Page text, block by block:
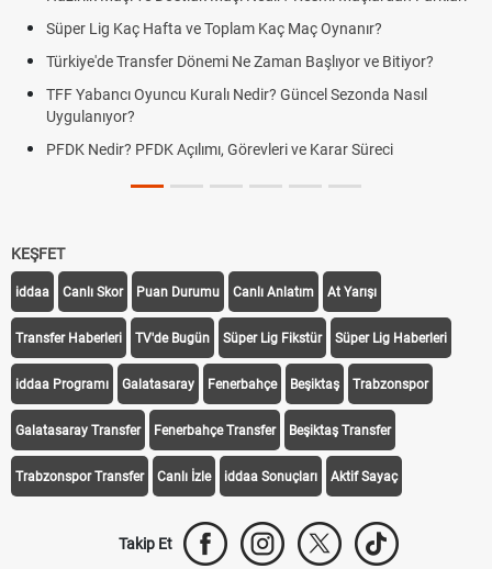
Süper Lig Kaç Hafta ve Toplam Kaç Maç Oynanır?
Türkiye'de Transfer Dönemi Ne Zaman Başlıyor ve Bitiyor?
TFF Yabancı Oyuncu Kuralı Nedir? Güncel Sezonda Nasıl
Uygulanıyor?
PFDK Nedir? PFDK Açılımı, Görevleri ve Karar Süreci
KEŞFET
iddaa Canlı Skor Puan Durumu Canlı Anlatım At Yarışı
Transfer Haberleri TV'de Bugün Süper Lig Fikstür Süper Lig Haberleri
iddaa Programı Galatasaray Fenerbahçe Beşiktaş Trabzonspor
Galatasaray Transfer Fenerbahçe Transfer Beşiktaş Transfer
Trabzonspor Transfer Canlı İzle iddaa Sonuçları Aktif Sayaç
Takip Et